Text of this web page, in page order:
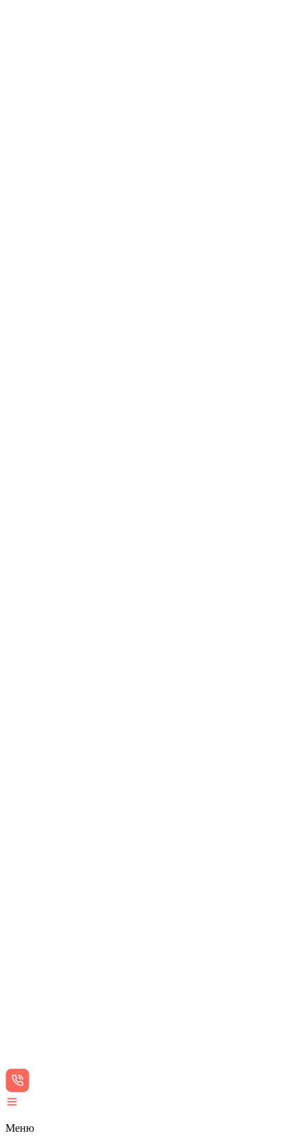
Меню